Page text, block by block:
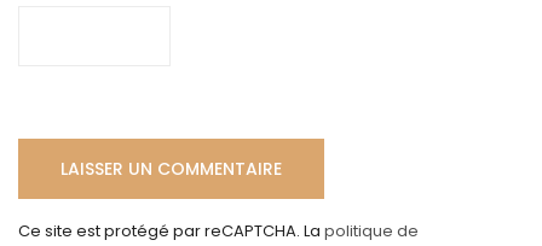
Ce site est protégé par reCAPTCHA. La politique de